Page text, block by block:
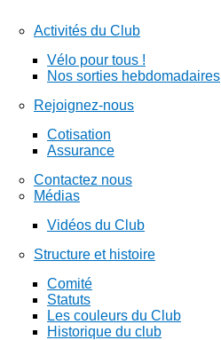
Activités du Club
Vélo pour tous !
Nos sorties hebdomadaires
Rejoignez-nous
Cotisation
Assurance
Contactez nous
Médias
Vidéos du Club
Structure et histoire
Comité
Statuts
Les couleurs du Club
Historique du club